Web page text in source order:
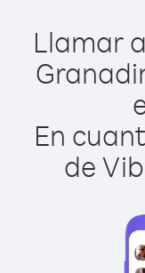
Llamar
En
de